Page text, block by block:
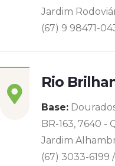
Jardim
(67) 9 98471-
Rio
Base:
BR-163, 7640 -
Jardim
(67) 3033-6199